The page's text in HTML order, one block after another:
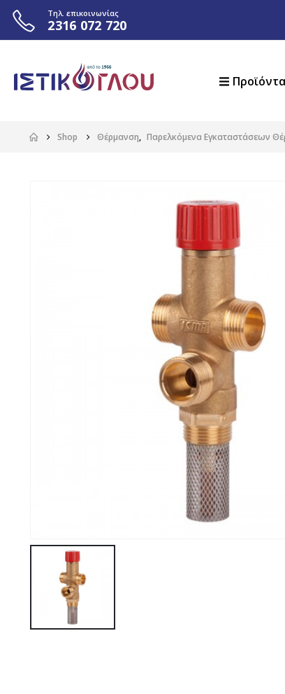
Τηλ. επικοινωνίας
2316 072 720
Προϊόντα
Shop Θέρμανση, Παρελκόμενα Εγκαταστάσεων